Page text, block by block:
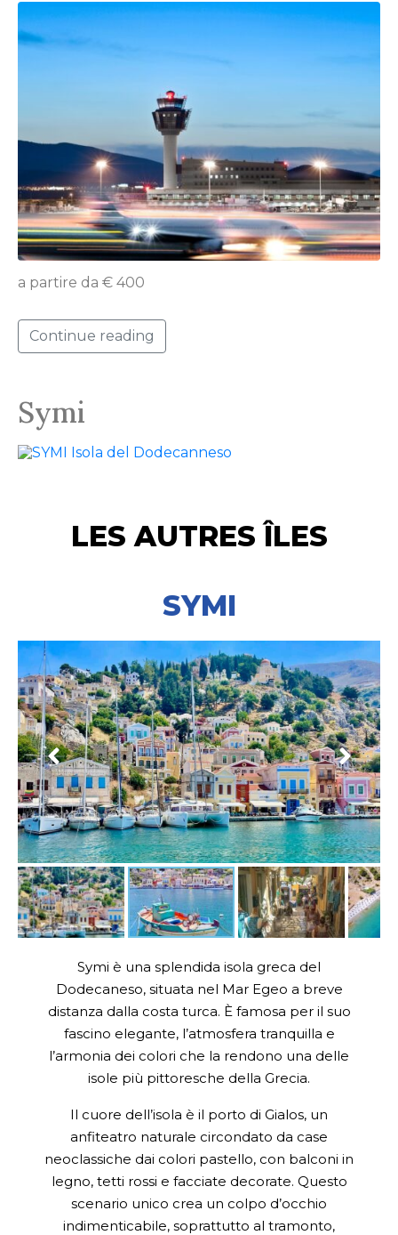
a partire da € 400
Continue reading
Symi
LES AUTRES ÎLES
SYMI
Symi è una splendida isola greca del
Dodecaneso, situata nel Mar Egeo a breve
distanza dalla costa turca. È famosa per il suo
fascino elegante, l’atmosfera tranquilla e
l’armonia dei colori che la rendono una delle
isole più pittoresche della Grecia.
Il cuore dell’isola è il porto di Gialos, un
anfiteatro naturale circondato da case
neoclassiche dai colori pastello, con balconi in
legno, tetti rossi e facciate decorate. Questo
scenario unico crea un colpo d’occhio
indimenticabile, soprattutto al tramonto,